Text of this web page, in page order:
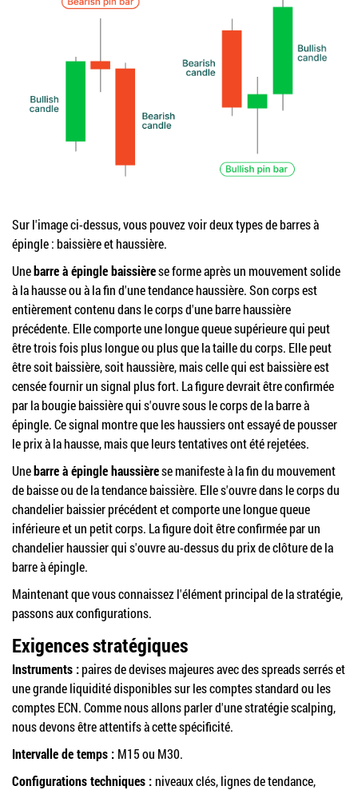
Sur l'image ci-dessus, vous pouvez voir deux types de barres à
épingle : baissière et haussière.
Unebarre à épingle baissièrese forme après un mouvement solide
à la hausse ou à la fin d'une tendance haussière. Son corps est
entièrement contenu dans le corps d'une barre haussière
précédente. Elle comporte une longue queue supérieure qui peut
être trois fois plus longue ou plus que la taille du corps. Elle peut
être soit baissière, soit haussière, mais celle qui est baissière est
censée fournir un signal plus fort. La figure devrait être confirmée
par la bougie baissière qui s'ouvre sous le corps de la barre à
épingle. Ce signal montre que les haussiers ont essayé de pousser
le prix à la hausse, mais que leurs tentatives ont été rejetées.
Unebarre à épingle haussièrese manifeste à la fin du mouvement
de baisse ou de la tendance baissière. Elle s'ouvre dans le corps du
chandelier baissier précédent et comporte une longue queue
inférieure et un petit corps. La figure doit être confirmée par un
chandelier haussier qui s'ouvre au-dessus du prix de clôture de la
barre à épingle.
Maintenant que vous connaissez l'élément principal de la stratégie,
passons aux configurations.
Exigences stratégiques
Instruments :paires de devises majeures avec des spreads serrés et
une grande liquidité disponibles sur les comptes standard ou les
comptes ECN. Comme nous allons parler d'une stratégie scalping,
nous devons être attentifs à cette spécificité.
Intervalle de temps : M15 ou M30.
Configurations techniques :niveaux clés, lignes de tendance,